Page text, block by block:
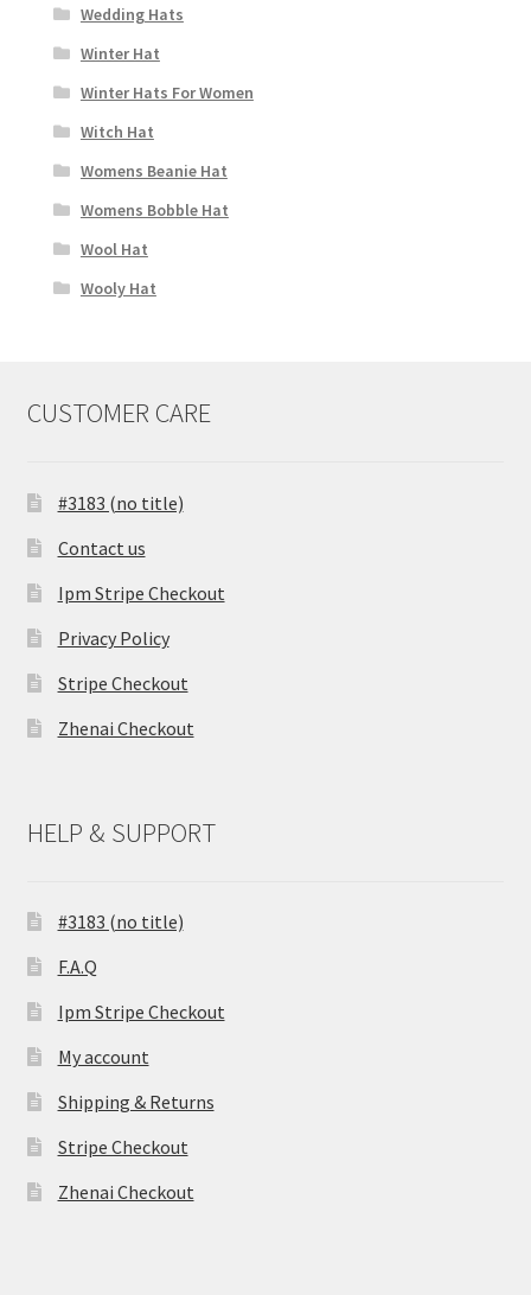
Wedding Hats
Winter Hat
Winter Hats For Women
Witch Hat
Womens Beanie Hat
Womens Bobble Hat
Wool Hat
Wooly Hat
CUSTOMER CARE
#3183 (no title)
Contact us
Ipm Stripe Checkout
Privacy Policy
Stripe Checkout
Zhenai Checkout
HELP & SUPPORT
#3183 (no title)
F.A.Q
Ipm Stripe Checkout
My account
Shipping & Returns
Stripe Checkout
Zhenai Checkout